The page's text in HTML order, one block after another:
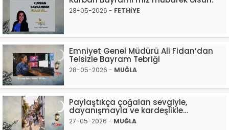
28-05-2026 - FETHİYE
Emniyet Genel Müdürü Ali Fidan’dan
Telsizle Bayram Tebriği
28-05-2026 - MUĞLA
Paylaştıkça çoğalan sevgiyle,
dayanışmayla ve kardeşlikle…
27-05-2026 - MUĞLA